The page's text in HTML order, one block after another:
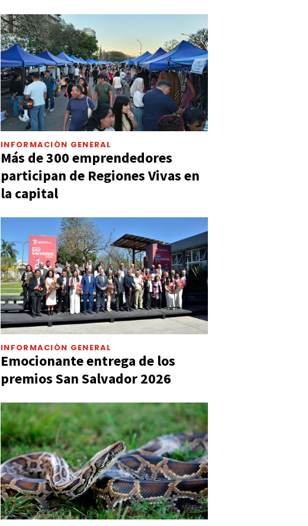
INFORMACIÓN GENERAL
Más de 300 emprendedores
participan de Regiones Vivas en
la capital
INFORMACIÓN GENERAL
Emocionante entrega de los
premios San Salvador 2026